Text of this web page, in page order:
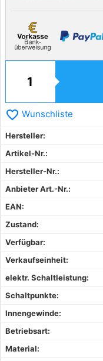
favorite_border Wunschliste
Hersteller:
Artikel-Nr.:
Hersteller-Nr.:
Anbieter Art.-Nr.:
EAN:
Zustand:
Verfügbar:
Verkaufseinheit:
elektr. Schaltleistung:
Schaltpunkte:
Innengewinde:
Betriebsart:
Material: